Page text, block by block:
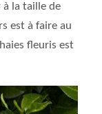
la taille de
est à faire au
fleuris est